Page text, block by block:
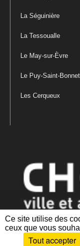
Ce site utilise des
ceux que vous
Tout accepter
La Séguinière
La Tessoualle
Le May-sur-Èvre
Le Puy-Saint-Bonnet
Les Cerqueux
Mentions légales|
des cookies |Plan du